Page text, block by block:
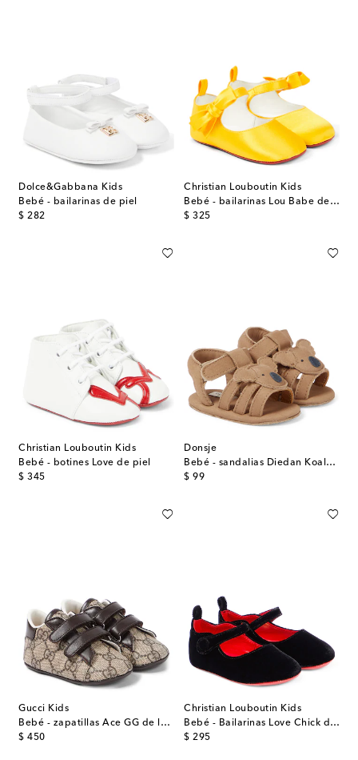
Dolce&Gabbana Kids
Bebé - bailarinas de piel
$ 282
original price
Christian Louboutin Kids
Bebé - bailarinas Lou Babe de crepé de satén
$ 325
original price
Christian Louboutin Kids
Bebé - botines Love de piel
$ 345
original price
Donsje
Bebé - sandalias Diedan Koala de piel
$ 99
original price
Gucci Kids
Bebé - zapatillas Ace GG de lona
$ 450
original price
Christian Louboutin Kids
Bebé - Bailarinas Love Chick de terciopelo
$ 295
original price